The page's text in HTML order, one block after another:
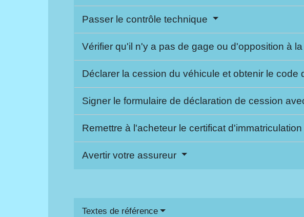
Passer le contrôle technique
Vérifier qu'il n'y a pas de gage ou d'opposition à
Déclarer la cession du véhicule et obtenir le code
Signer le formulaire de déclaration de cession
Remettre à l'acheteur le certificat
Avertir votre assureur
Textes de référence